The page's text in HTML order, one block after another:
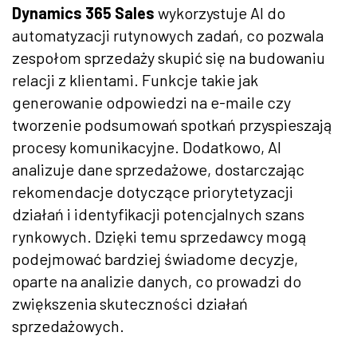
Dynamics 365 Sales wykorzystuje AI do
automatyzacji rutynowych zadań, co pozwala
zespołom sprzedaży skupić się na budowaniu
relacji z klientami. Funkcje takie jak
generowanie odpowiedzi na e-maile czy
tworzenie podsumowań spotkań przyspieszają
procesy komunikacyjne. Dodatkowo, AI
analizuje dane sprzedażowe, dostarczając
rekomendacje dotyczące priorytetyzacji
działań i identyfikacji potencjalnych szans
rynkowych. Dzięki temu sprzedawcy mogą
podejmować bardziej świadome decyzje,
oparte na analizie danych, co prowadzi do
zwiększenia skuteczności działań
sprzedażowych.